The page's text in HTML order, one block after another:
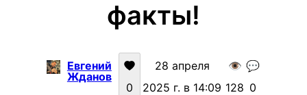
факты!
Евгений
Жданов
0
28 апреля
2025 г. в 14:09
👁️
128
💬
0